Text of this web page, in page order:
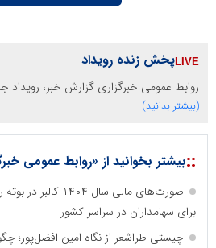
پخش زنده رویداد
روابط عمومی خبرگزاری گزارش خبر،
(بیشتر بدانید)
::بیشتر بخوانید از «روابط عمومی
صورت‌های مالی سال
برای سهامداران در سراسر کشور
چیستی طراشعر از نگاه امین افضل‌پور؛